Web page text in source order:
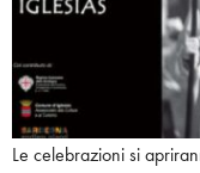
Le celebrazioni si